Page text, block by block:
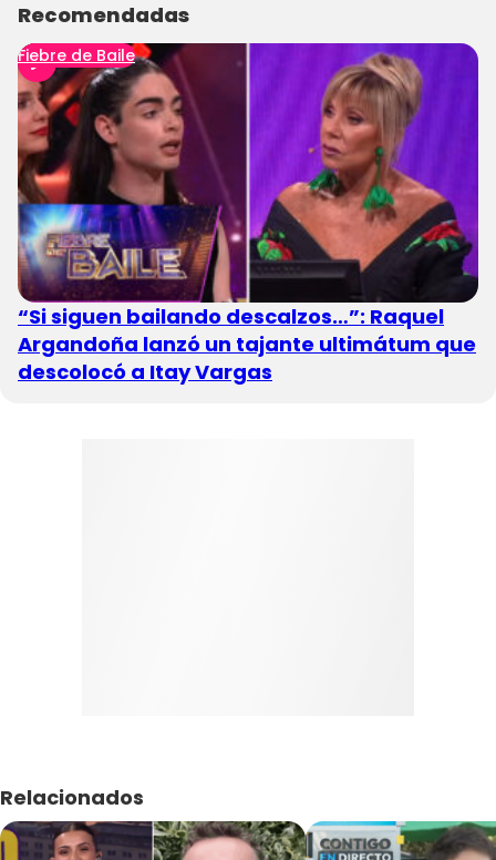
Recomendadas
Fiebre de Baile
“Si siguen bailando descalzos…”: Raquel
Argandoña lanzó un tajante ultimátum que
descolocó a Itay Vargas
Relacionados